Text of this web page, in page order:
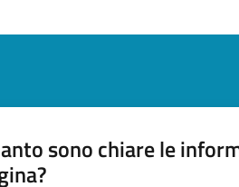
sono chiare le